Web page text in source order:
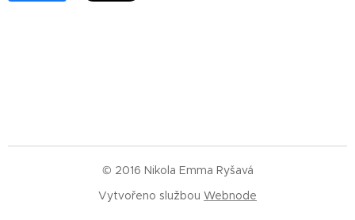
© 2016 Nikola Emma Ryšavá
Vytvořeno službou Webnode